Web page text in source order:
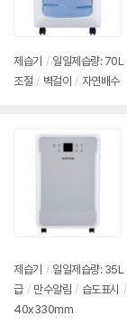
제습기 / 일일제습량: 70L
조절 / 벽걸이 / 자연배수
제습기 / 일일제습량: 35L
급 / 만수알림 / 습도표시 /
40x330mm